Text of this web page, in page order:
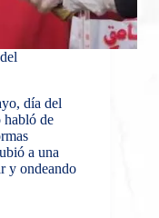
día del
habló de
a una
y ondeando